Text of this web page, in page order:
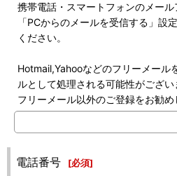
携帯電話・スマートフォンのメール
「PCからのメールを受信する」設
ください。
Hotmail,Yahooなどのフリーメール
ルとして処理される可能性がござい
フリーメール以外のご登録をお勧め
電話番号 [必須]